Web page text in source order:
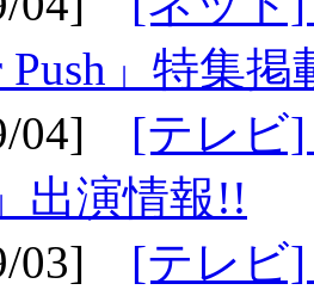
Push」特集
04] [テレビ]
出演情報!!
03] [テレビ